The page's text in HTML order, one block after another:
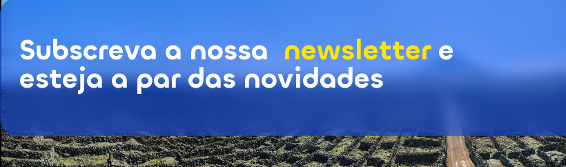
Subscrição de Newsletters
Subscreva a nossa newsletter e
esteja a par das novidades